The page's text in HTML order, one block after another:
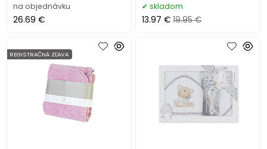
na objednávku
26.69 €
skladom
13.97 € 19.95 €
REGISTRAČNÁ ZĽAVA